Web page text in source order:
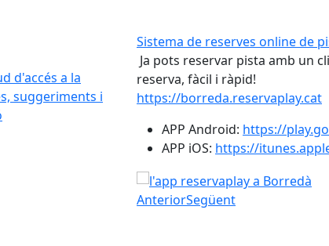
d'accés a la
suggeriments i
Sistema de reserves online de
Ja pots reservar pista amb un
reserva, fàcil i ràpid!
https://borreda.reservaplay.cat
APP Android: https://
APP iOS: https://
Sistema de reserves online de
AnteriorSegüent